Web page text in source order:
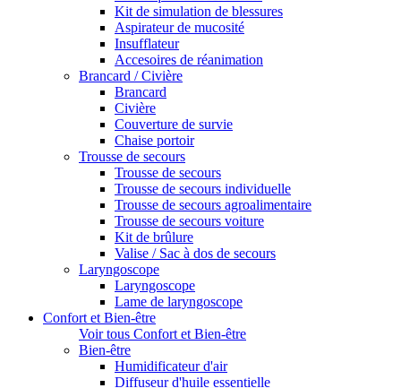
Kit de simulation de blessures
Aspirateur de mucosité
Insufflateur
Accesoires de réanimation
Brancard / Civière
Brancard
Civière
Couverture de survie
Chaise portoir
Trousse de secours
Trousse de secours
Trousse de secours individuelle
Trousse de secours agroalimentaire
Trousse de secours voiture
Kit de brûlure
Valise / Sac à dos de secours
Laryngoscope
Laryngoscope
Lame de laryngoscope
Confort et Bien-être
Voir tous Confort et Bien-être
Bien-être
Humidificateur d'air
Diffuseur d'huile essentielle